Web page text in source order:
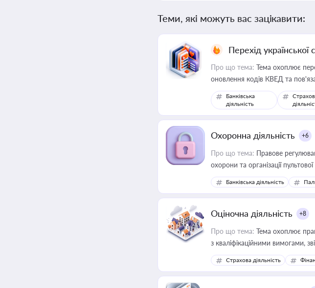
Теми, які можуть вас зацікавити:
Перехід
Про що тема: Тема охоплює
оновлення кодів КВЕД та
Банківська
діяльність
Охоронна діяльність +6
Про що тема: Правове
охорони та організації
Банківська діяльність
Оціночна діяльність +8
Про що тема: Тема охоплює
з кваліфікаційними вимогами,
медійних змін у цій сфері
приватизації, оренди
Страхова діяльність